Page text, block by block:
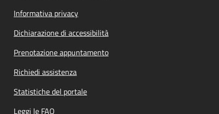
Informativa privacy
Dichiarazione di accessibilità
Prenotazione appuntamento
Richiedi assistenza
Statistiche del portale
Leggi le FAQ